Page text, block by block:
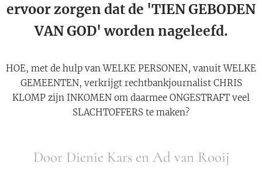
ervoor zorgen dat de 'TIEN GEBODEN
VAN GOD' worden nageleefd.
HOE, met de hulp van WELKE PERSONEN, vanuit WELKE
GEMEENTEN, verkrijgt rechtbankjournalist CHRIS
KLOMP zijn INKOMEN om daarmee ONGESTRAFT veel
SLACHTOFFERS te maken?
Door Dienie Kars en Ad van Rooij